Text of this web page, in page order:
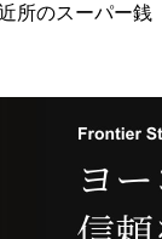
所のスーパー銭